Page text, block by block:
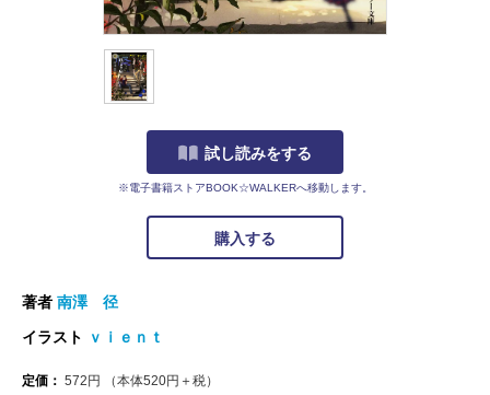
試し読みをする
※電子書籍ストアBOOK☆WALKERへ移動します。
購入する
著者 南澤 径
イラスト
ｖｉｅｎｔ
定価： 572 円 （本体520円＋税）